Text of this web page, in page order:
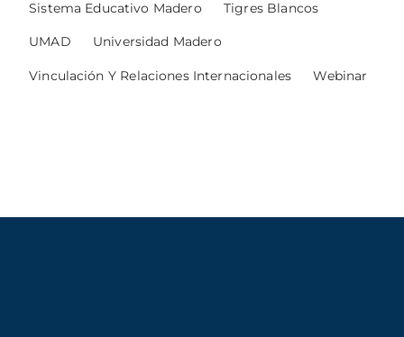
Sistema Educativo Madero Tigres Blancos
UMAD Universidad Madero
Vinculación Y Relaciones Internacionales Webinar